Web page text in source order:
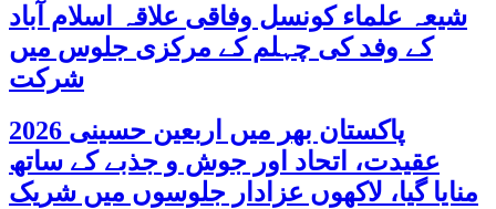
شیعہ علماء کونسل وفاقی علاقہ اسلام آباد
کے وفد کی چہلم کے مرکزی جلوس میں
شرکت
پاکستان بھر میں اربعین حسینی 2026
عقیدت، اتحاد اور جوش و جذبے کے ساتھ
منایا گیا، لاکھوں عزادار جلوسوں میں شریک